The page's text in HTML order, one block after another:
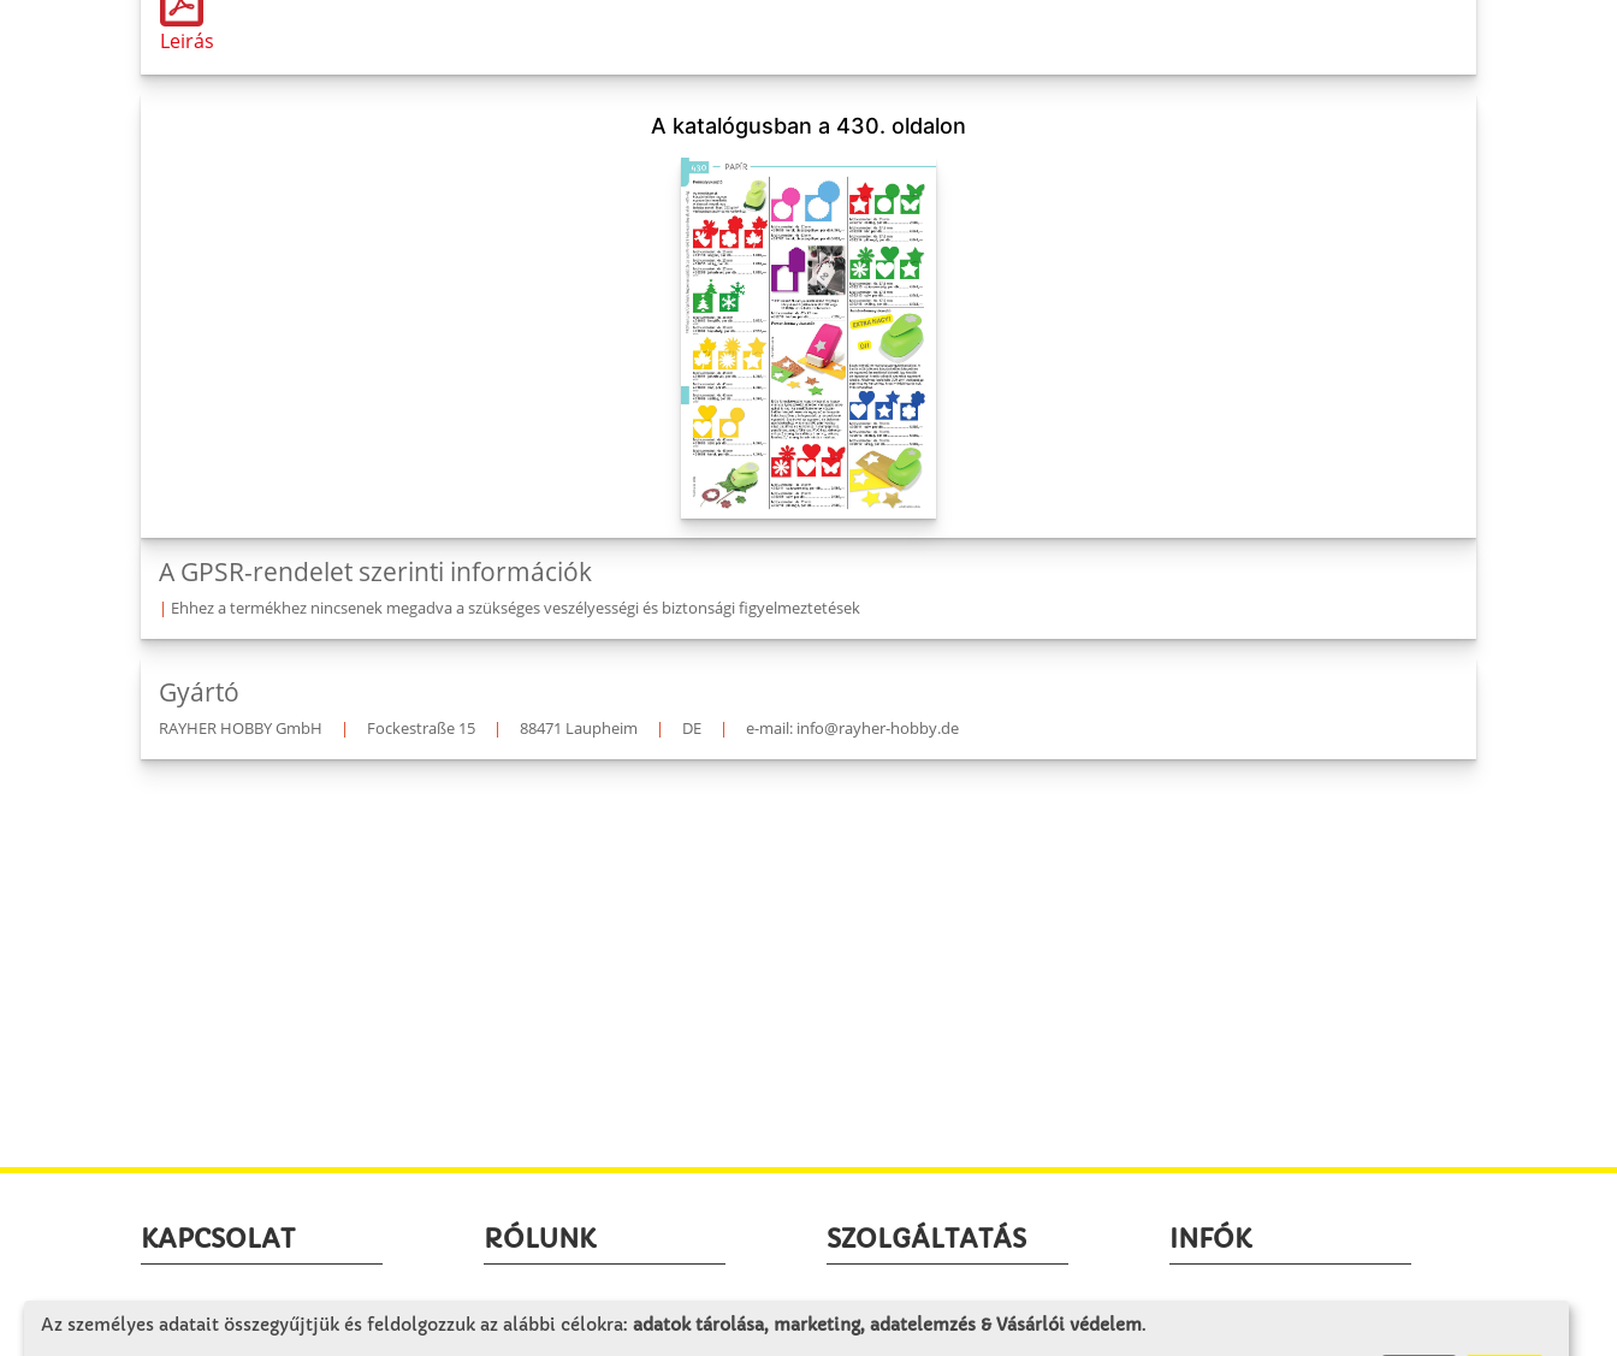
Leirás
A katalógusban a 430. oldalon
A GPSR-rendelet szerinti információk
| Ehhez a termékhez nincsenek megadva a szükséges veszélyességi és biztonsági figyelmeztetések
Gyártó
RAYHER HOBBY GmbH | Fockestraße 15 | 88471 Laupheim | DE | e-mail: info@rayher-hobby.de
KAPCSOLAT
Winkler Iskolaszer Kft.
RÓLUNK
Céglátogatás
SZOLGÁLTATÁS
Minden egy pillantásra!
INFÓK
Az személyes adatait összegyűjtjük és feldolgozzuk az alábbi célokra: adatok tárolása, marketing, adatelemzés & Vásárlói védelem.